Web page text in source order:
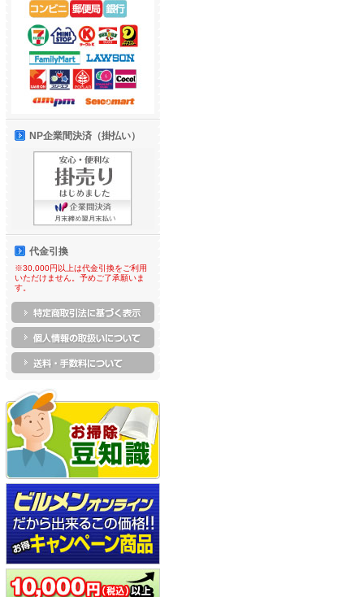
NP企業間決済（掛払い）
代金引換
※30,000円以上は代金引換をご利用
いただけません。予めご了承願いま
す。